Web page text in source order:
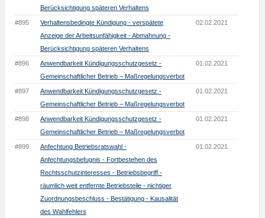
Berücksichtigung späteren Verhaltens
#895
Verhaltensbedingte Kündigung - verspätete
Anzeige der Arbeitsunfähigkeit - Abmahnung -
Berücksichtigung späteren Verhaltens
02.02.2021
#896
Anwendbarkeit Kündigungsschutzgesetz -
Gemeinschaftlicher Betrieb – Maßregelungsverbot
01.02.2021
#897
Anwendbarkeit Kündigungsschutzgesetz -
Gemeinschaftlicher Betrieb – Maßregelungsverbot
01.02.2021
#898
Anwendbarkeit Kündigungsschutzgesetz -
Gemeinschaftlicher Betrieb – Maßregelungsverbot
01.02.2021
#899
Anfechtung Betriebsratswahl -
Anfechtungsbefugnis - Fortbestehen des
Rechtsschutzinteresses - Betriebsbegriff -
räumlich weit entfernte Betriebsteile - nichtiger
Zuordnungsbeschluss - Bestätigung - Kausalität
des Wahlfehlers
01.02.2021